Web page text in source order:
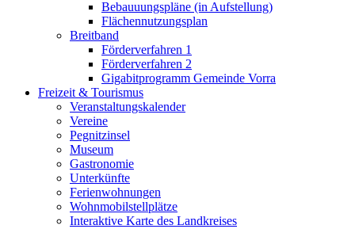
Bebauuungspläne (in Aufstellung)
Flächennutzungsplan
Breitband
Förderverfahren 1
Förderverfahren 2
Gigabitprogramm Gemeinde Vorra
Freizeit & Tourismus
Veranstaltungskalender
Vereine
Pegnitzinsel
Museum
Gastronomie
Unterkünfte
Ferienwohnungen
Wohnmobilstellplätze
Interaktive Karte des Landkreises